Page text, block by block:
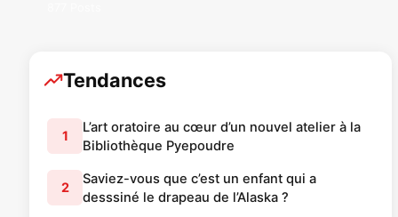
Tendances
1
L’art oratoire au cœur d’un nouvel atelier à la
Bibliothèque Pyepoudre
2
Saviez-vous que c’est un enfant qui a
desssiné le drapeau de l’Alaska ?